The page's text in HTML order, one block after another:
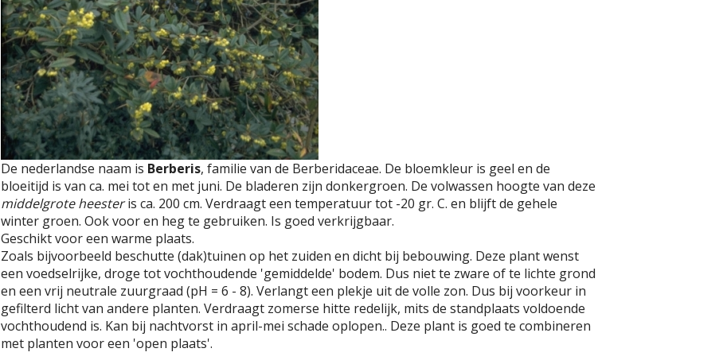
De nederlandse naam is Berberis, familie van de Berberidaceae. De bloemkleur is geel en de
bloeitijd is van ca. mei tot en met juni. De bladeren zijn donkergroen. De volwassen hoogte van deze
middelgrote heesteris ca. 200 cm. Verdraagt een temperatuur tot -20 gr. C. en blijft de gehele
winter groen. Ook voor en heg te gebruiken. Is goed verkrijgbaar.
Geschikt voor een warme plaats.
Zoals bijvoorbeeld beschutte (dak)tuinen op het zuiden en dicht bij bebouwing. Deze plant wenst
een voedselrijke, droge tot vochthoudende 'gemiddelde' bodem. Dus niet te zware of te lichte grond
en een vrij neutrale zuurgraad (pH = 6 - 8). Verlangt een plekje uit de volle zon. Dus bij voorkeur in
gefilterd licht van andere planten. Verdraagt zomerse hitte redelijk, mits de standplaats voldoende
vochthoudend is. Kan bij nachtvorst in april-mei schade oplopen.. Deze plant is goed te combineren
met planten voor een 'open plaats'.